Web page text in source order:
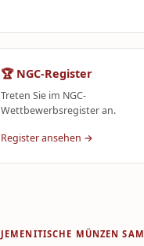
🏆 NGC-Register
Treten Sie im NGC-
Wettbewerbsregister an.
Register ansehen →
JEMENITISCHE MÜNZEN